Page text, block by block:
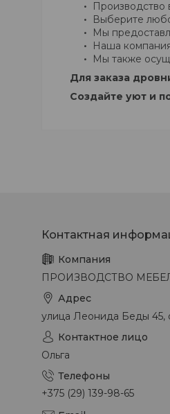
Производство
Выберите
Мы
Наша
Мы также
Для заказа
Создайте уют и
ПРОИЗВОДСТВО
улица Леонида Беды 45,
Ольга
+375 (29) 139-98-65